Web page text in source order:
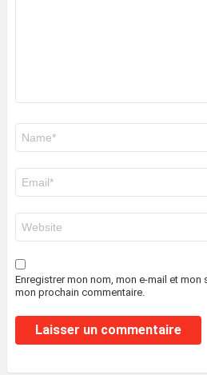
mail
*
web
Enregistrer mon nom, mon e-mail et mon
mon prochain commentaire.